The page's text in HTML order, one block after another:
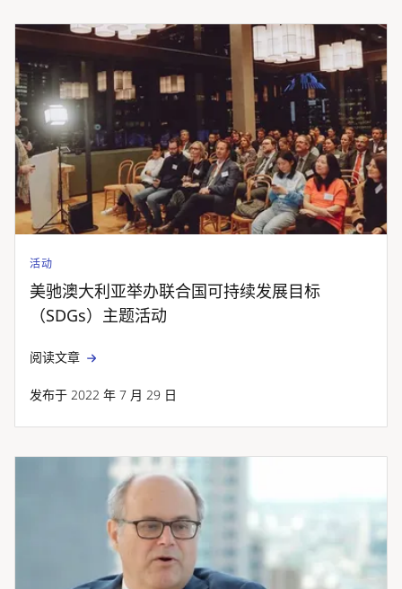
活动
美驰澳大利亚举办联合国可持续发展目标
（SDGs）主题活动
阅读文章
发布于 2022 年 7 月 29 日